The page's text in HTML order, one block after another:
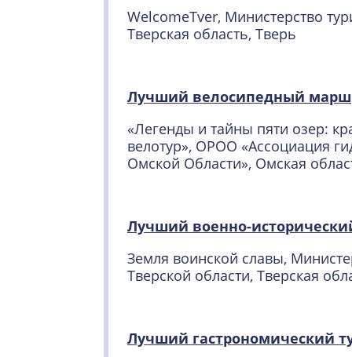
WelcomeTver, Министерство
Тверская область, Тверь
Лучший велосипедный
«Легенды и тайны пяти озер:
велотур», ОРОО «Ассоциация
Омской Области», Омская
Лучший военно-
Земля воинской славы,
Тверской области, Тверская
Лучший гастрономический